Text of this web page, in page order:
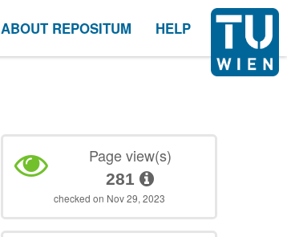
ABOUT REPOSITUM HELP
Page view(s)
281
checked on Nov 29, 2023